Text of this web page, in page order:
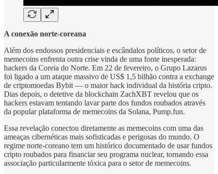
A conexão norte-coreana
Além dos endossos presidenciais e escândalos políticos, o setor de
memecoins enfrenta outra crise vinda de uma fonte inesperada:
hackers da Coreia do Norte. Em 22 de fevereiro, o Grupo Lazarus
foi ligado a um ataque massivo de US$ 1,5 bilhão contra a exchange
de criptomoedas Bybit — o maior hack individual da história cripto.
Dias depois, o detetive da blockchain ZachXBT revelou que os
hackers estavam tentando lavar parte dos fundos roubados através
da popular plataforma de memecoins da Solana, Pump.fun.
Essa revelação conectou diretamente as memecoins com uma das
ameaças cibernéticas mais sofisticadas e perigosas do mundo. O
regime norte-coreano tem um histórico documentado de usar fundos
cripto roubados para financiar seu programa nuclear, tornando essa
associação particularmente tóxica para o setor de memecoins.